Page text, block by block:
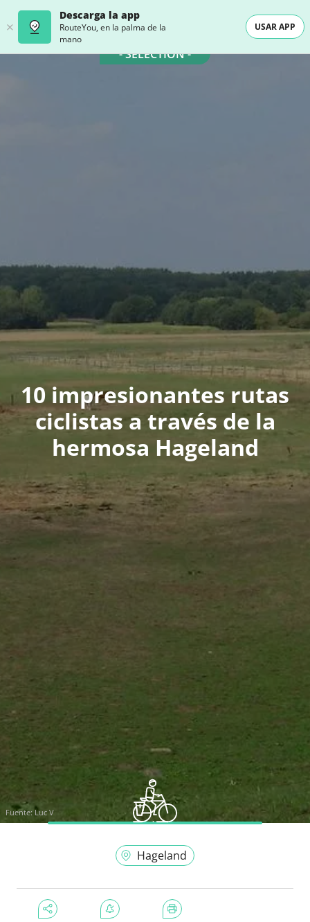
Descarga la app
RouteYou, en la palma de la
mano
USAR APP
- SELECTION -
10 impresionantes rutas
ciclistas a través de la
hermosa Hageland
Fuente: Luc V
Hageland